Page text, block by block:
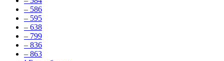
– 586
– 595
– 638
– 799
– 836
– 863